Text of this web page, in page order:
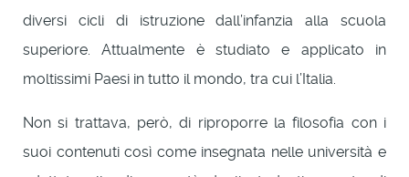
diversi cicli di istruzione dall’infanzia alla scuola
superiore. Attualmente è studiato e applicato in
moltissimi Paesi in tutto il mondo, tra cui l’Italia.
Non si trattava, però, di riproporre la filosofia con i
suoi contenuti così come insegnata nelle università e